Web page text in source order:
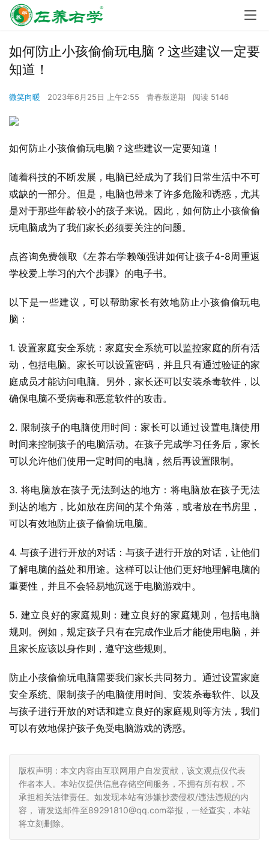
如何防止小孩偷偷玩电脑？这些建议一定要
知道！
微笑向暖 2023年6月25日 上午2:55 青春叛逆期 阅读 5146
如何防止小孩偷偷玩电脑？这些建议一定要知道！
随着科技的不断发展，电脑已经成为了我们日常生活中不可
或缺的一部分。但是，电脑也带来了许多危险和诱惑，尤其
是对于那些年龄较小的孩子来说。因此，如何防止小孩偷偷
玩电脑成为了我们家长必须要关注的问题。
点咨询免费领取《左养右学赖颂强讲如何让孩子4-8周重返
学校爱上学习的六个步骤》的电子书。
以下是一些建议，可以帮助家长有效地防止小孩偷偷玩电
脑：
1. 设置家庭安全系统：家庭安全系统可以监控家庭的所有活
动，包括电脑。家长可以设置密码，并且只有通过验证的家
庭成员才能访问电脑。另外，家长还可以安装杀毒软件，以
确保电脑不受病毒和恶意软件的攻击。
2. 限制孩子的电脑使用时间：家长可以通过设置电脑使用
时间来控制孩子的电脑活动。在孩子完成学习任务后，家长
可以允许他们使用一定时间的电脑，然后再设置限制。
3. 将电脑放在孩子无法到达的地方：将电脑放在孩子无法
到达的地方，比如放在房间的某个角落，或者放在书房里，
可以有效地防止孩子偷偷玩电脑。
4. 与孩子进行开放的对话：与孩子进行开放的对话，让他们
了解电脑的益处和用途。这样可以让他们更好地理解电脑的
重要性，并且不会轻易地沉迷于电脑游戏中。
5. 建立良好的家庭规则：建立良好的家庭规则，包括电脑
规则。例如，规定孩子只有在完成作业后才能使用电脑，并
且家长应该以身作则，遵守这些规则。
防止小孩偷偷玩电脑需要我们家长共同努力。通过设置家庭
安全系统、限制孩子的电脑使用时间、安装杀毒软件、以及
与孩子进行开放的对话和建立良好的家庭规则等方法，我们
可以有效地保护孩子免受电脑游戏的诱惑。
版权声明：本文内容由互联网用户自发贡献，该文观点仅代表
作者本人。本站仅提供信息存储空间服务，不拥有所有权，不
承担相关法律责任。如发现本站有涉嫌抄袭侵权/违法违规的内
容， 请发送邮件至89291810@qq.com举报，一经查实，本站
将立刻删除。